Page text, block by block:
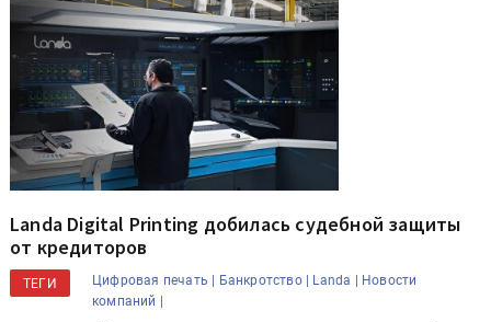
Landa Digital Printing добилась судебной защиты
от кредиторов
ТЕГИ Цифровая печать | Банкротство | Landa | Новости
компаний |